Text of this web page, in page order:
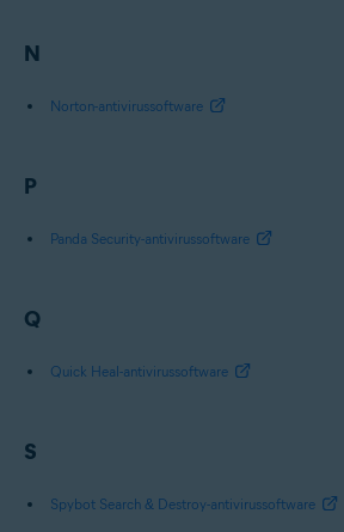
N
Norton-antivirussoftware
P
Panda Security-antivirussoftware
Q
Quick Heal-antivirussoftware
S
Spybot Search & Destroy-antivirussoftware